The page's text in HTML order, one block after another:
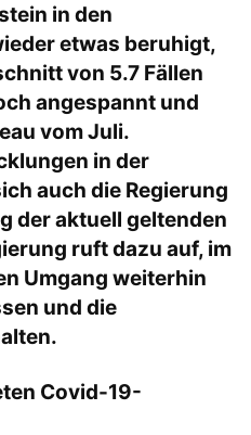
in den
etwas beruhigt,
von 5.7 Fällen
angespannt und
vom Juli.
in der
auch die Regierung
der aktuell geltenden
ruft dazu auf, im
Umgang weiterhin
und die
Covid-19-